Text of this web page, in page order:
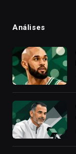
Análises